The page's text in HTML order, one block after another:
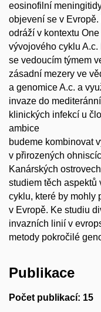
eosinofilní
objevení se v
odráží v kontextu
vývojového cyklu
se vedoucím týmem
zásadní mezery ve
a genomice A.c. a
invaze do
klinických infekcí u
ambice
budeme kombinovat
v přirozených
Kanárských
studiem těch aspektů
cyklu, které by mohly
v Evropě. Ke studiu
invazních linií v
metody pokročilé
Publikace
Počet publikací: 15